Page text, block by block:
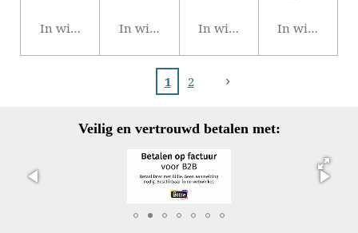
In winkelwagenIn winkelwagenIn winkelwagen
In
1 2
Veilig en vertrouwd betalen met: